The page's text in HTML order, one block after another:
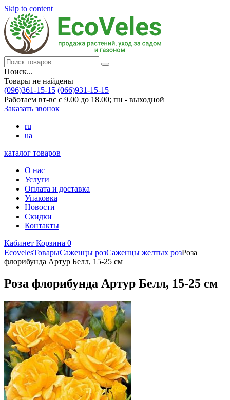
Skip to content
Поиск...
Товары не найдены
(096)361-15-15 (066)931-15-15
Работаем вт-вс с 9.00 до 18.00; пн - выходной
Заказать звонок
ru
ua
каталог товаров
О нас
Услуги
Оплата и доставка
Упаковка
Новости
Скидки
Контакты
Кабинет Корзина 0
EcovelesТоварыСаженцы розСаженцы желтых розРоза
флорибунда Артур Белл, 15-25 см
Роза флорибунда Артур Белл, 15-25 см